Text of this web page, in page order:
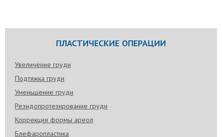
ПЛАСТИЧЕСКИЕ ОПЕРАЦИИ
Увеличение груди
Подтяжка груди
Уменьшение груди
Реэндопротезирование груди
Коррекция формы ареол
Блефаропластика